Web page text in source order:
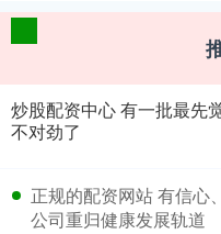
炒股配资中心 有一批最先
不对劲了
正规的配资网站 有信心
公司重归健康发展轨道